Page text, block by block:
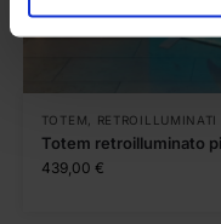
TOTEM RETROILLUMINATI
Totem retroilluminato
439,00 €